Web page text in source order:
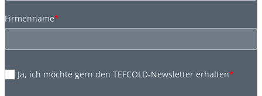
Firmenname*
Ja, ich möchte gern den TEFCOLD-Newsletter erhalten*